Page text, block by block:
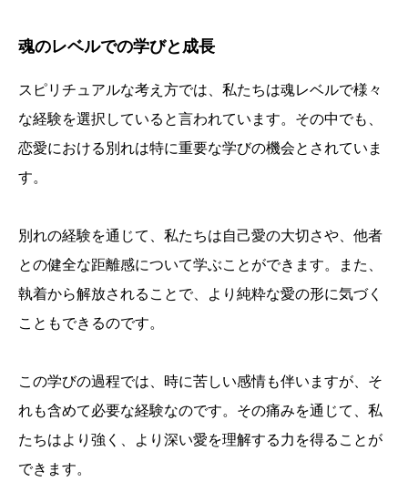
魂のレベルでの学びと成長
スピリチュアルな考え方では、私たちは魂レベルで様々
な経験を選択していると言われています。その中でも、
恋愛における別れは特に重要な学びの機会とされていま
す。
別れの経験を通じて、私たちは自己愛の大切さや、他者
との健全な距離感について学ぶことができます。また、
執着から解放されることで、より純粋な愛の形に気づく
こともできるのです。
この学びの過程では、時に苦しい感情も伴いますが、そ
れも含めて必要な経験なのです。その痛みを通じて、私
たちはより強く、より深い愛を理解する力を得ることが
できます。